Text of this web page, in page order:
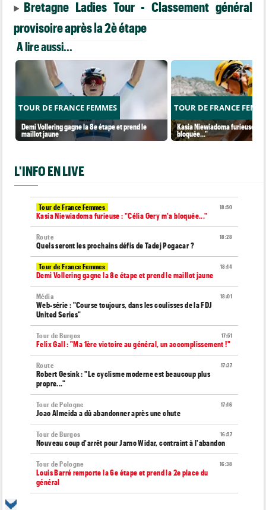
Bretagne Ladies Tour - Classement général
provisoire après la 2è étape
A lire aussi...
TOUR DE FRANCE FEMMES
Demi Vollering gagne la 8e étape et prend le
maillot jaune
TOUR DE FRANCE
Kasia Niewiadoma furieuse :
bloquée..."
L'INFO EN LIVE
18:50
Tour de France Femmes
Kasia Niewiadoma furieuse : "Célia Gery m'a bloquée..."
18:28
Route
Quels seront les prochains défis de Tadej Pogacar ?
18:14
Tour de France Femmes
Demi Vollering gagne la 8e étape et prend le maillot jaune
18:01
Média
Web-série : "Course toujours, dans les coulisses de la FDJ
United Series"
17:51
Tour de Burgos
Felix Gall : "Ma 1ère victoire au général, un accomplissement !"
17:37
Route
Robert Gesink : "Le cyclisme moderne est beaucoup plus
propre..."
17:16
Tour de Pologne
Joao Almeida a dû abandonner après une chute
16:57
Tour de Burgos
Nouveau coup d'arrêt pour Jarno Widar, contraint à l'abandon
16:38
Tour de Pologne
Louis Barré remporte la 6e étape et prend la 2e place du
général